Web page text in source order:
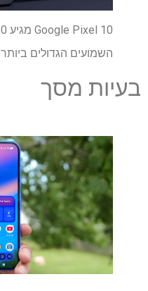
השמועים הגדולים ביותר
בעיות מסך